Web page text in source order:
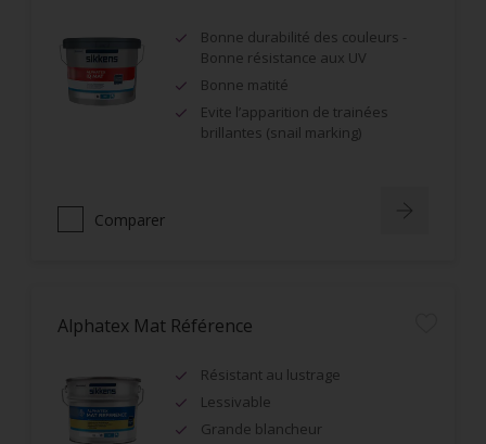
Bonne durabilité des couleurs -
Bonne résistance aux UV
Bonne matité
Evite l’apparition de trainées
brillantes (snail marking)
Comparer
Alphatex Mat Référence
Résistant au lustrage
Lessivable
Grande blancheur